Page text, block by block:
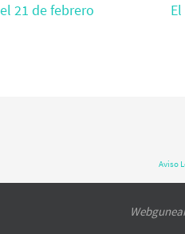
21 de febrero
Aviso